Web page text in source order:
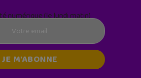
numérique (le lundi matin)